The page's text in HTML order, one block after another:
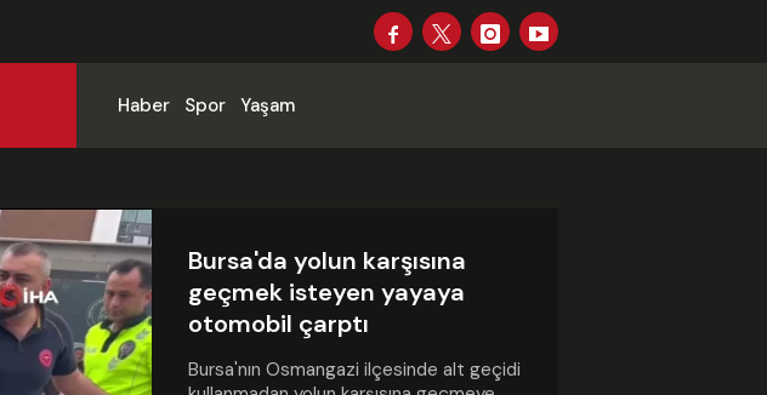
Haber Spor Yaşam
Bursa'da yolun karşısına
geçmek isteyen yayaya
otomobil çarptı
Bursa'nın Osmangazi ilçesinde alt geçidi